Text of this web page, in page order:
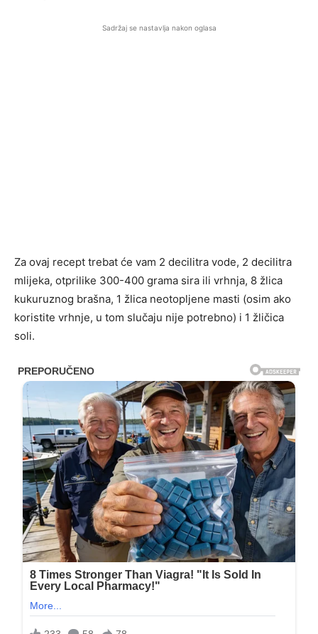
Sadržaj se nastavlja nakon oglasa
Za ovaj recept trebat će vam 2 decilitra vode, 2 decilitra
mlijeka, otprilike 300-400 grama sira ili vrhnja, 8 žlica
kukuruznog brašna, 1 žlica neotopljene masti (osim ako
koristite vrhnje, u tom slučaju nije potrebno) i 1 žličica
soli.